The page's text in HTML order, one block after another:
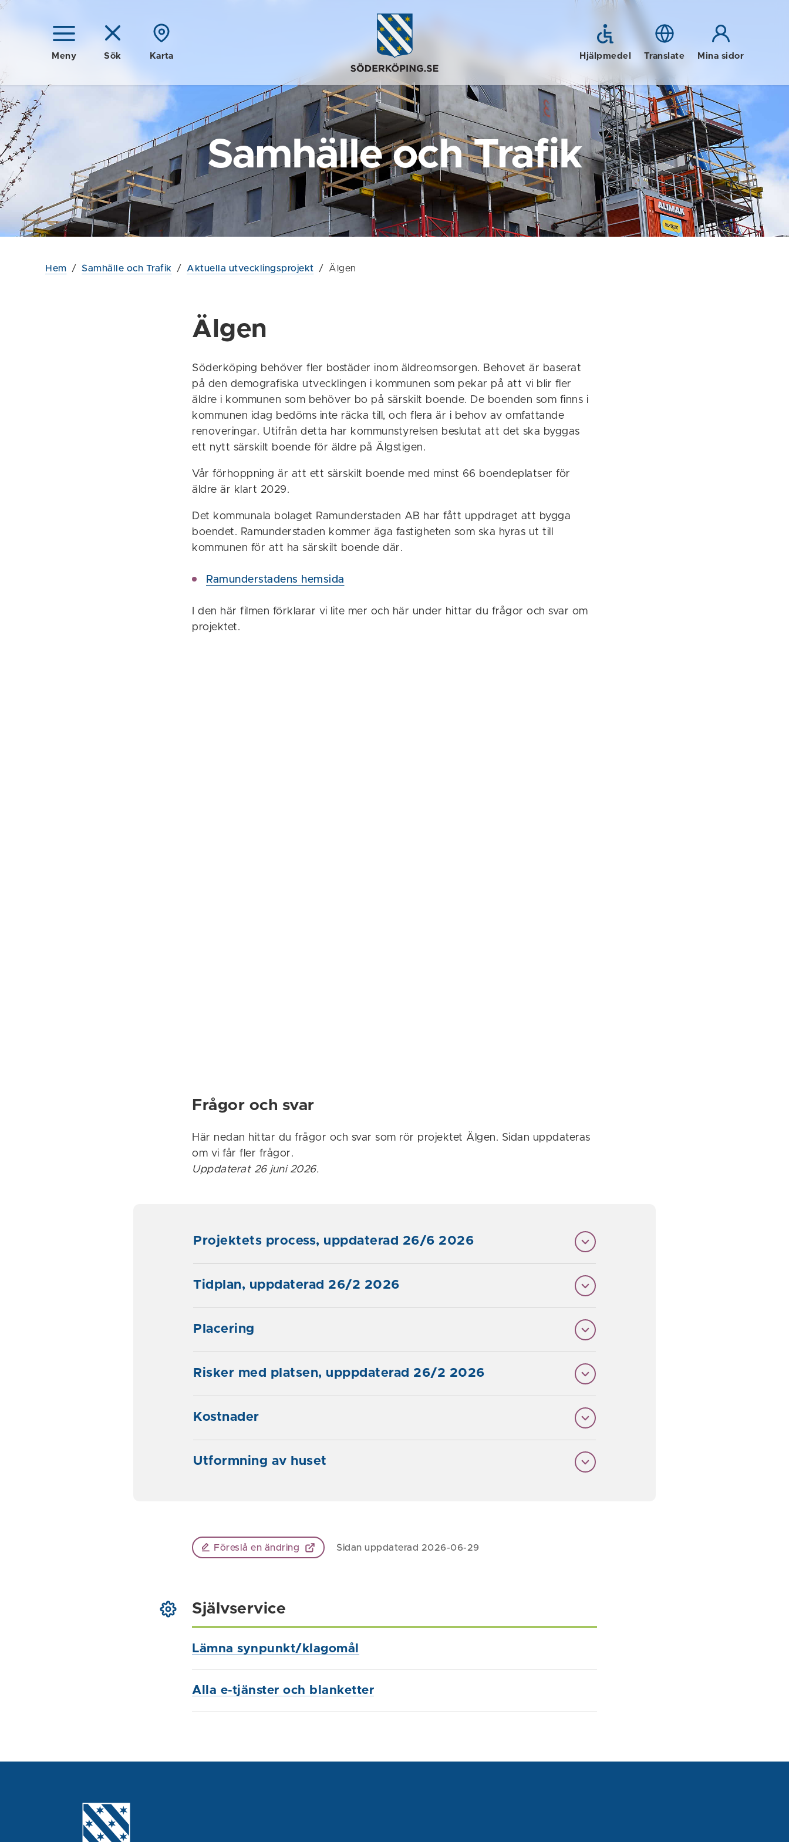
Meny Sök Karta Hjälpmedel Translate Mina sidor
Samhälle och Trafik
Hem / Samhälle och Trafik / Aktuella utvecklingsprojekt / Älgen
Älgen
Söderköping behöver fler bostäder inom äldreomsorgen. Behovet är baserat
på den demografiska utvecklingen i kommunen som pekar på att vi blir fler
äldre i kommunen som behöver bo på särskilt boende. De boenden som finns i
kommunen idag bedöms inte räcka till, och flera är i behov av omfattande
renoveringar. Utifrån detta har kommunstyrelsen beslutat att det ska byggas
ett nytt särskilt boende för äldre på Älgstigen.
Vår förhoppning är att ett särskilt boende med minst 66 boendeplatser för
äldre är klart 2029.
Det kommunala bolaget Ramunderstaden AB har fått uppdraget att bygga
boendet. Ramunderstaden kommer äga fastigheten som ska hyras ut till
kommunen för att ha särskilt boende där.
Ramunderstadens hemsida
I den här filmen förklarar vi lite mer och här under hittar du frågor och svar om
projektet.
Frågor och svar
Här nedan hittar du frågor och svar som rör projektet Älgen. Sidan uppdateras
om vi får fler frågor.
Uppdaterat 26 juni 2026.
Projektets process, uppdaterad 26/6 2026
Tidplan, uppdaterad 26/2 2026
Placering
Risker med platsen, upppdaterad 26/2 2026
Kostnader
Utformning av huset
Föreslå en ändring Sidan uppdaterad 2026-06-29
Självservice
Lämna synpunkt/klagomål
Alla e-tjänster och blanketter